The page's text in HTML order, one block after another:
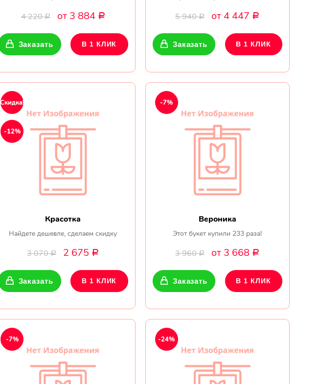
4 220Р от 3 884 Р
Заказать В 1 КЛИК
5 940Р от 4 447 Р
Заказать В 1 КЛИК
Красотка
Найдете дешевле, сделаем скидку
3 070Р 2 675 Р
Скидка!
-12%
Заказать В 1 КЛИК
Вероника
Этот букет купили 233 раза!
3 960Р от 3 668 Р
-7%
Заказать В 1 КЛИК
-7% -24%